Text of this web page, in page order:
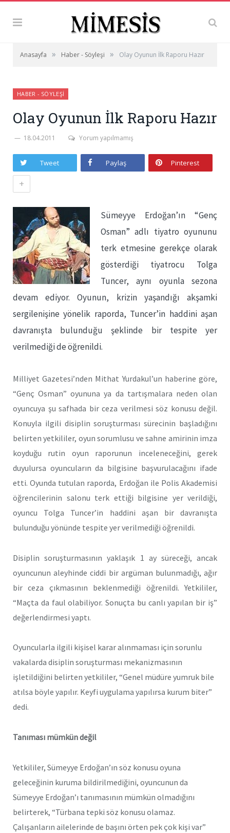
Anasayfa » Haber - Söyleşi » Olay Oyunun İlk Raporu Hazır
HABER - SÖYLEŞI
Olay Oyunun İlk Raporu Hazır
18.04.2011 Yorum yapılmamış
Tweet Paylaş Pinterest
+
Sümeyye Erdoğan’ın “Genç
Osman” adlı tiyatro oyununu
terk etmesine gerekçe olarak
gösterdiği tiyatrocu Tolga
Tuncer, aynı oyunla sezona
devam ediyor. Oyunun, krizin yaşandığı akşamki
sergilenişine yönelik raporda, Tuncer’in haddini aşan
davranışta bulunduğu şeklinde bir tespite yer
verilmediği de öğrenildi.
Milliyet Gazetesi’nden Mithat Yurdakul’un haberine göre,
“Genç Osman” oyununa ya da tartışmalara neden olan
oyuncuya şu safhada bir ceza verilmesi söz konusu değil.
Konuyla ilgili disiplin soruşturması sürecinin başladığını
belirten yetkililer, oyun sorumlusu ve sahne amirinin imza
koyduğu rutin oyun raporunun inceleneceğini, gerek
duyulursa oyuncuların da bilgisine başvurulacağını ifade
etti. Oyunda tutulan raporda, Erdoğan ile Polis Akademisi
öğrencilerinin salonu terk ettiği bilgisine yer verildiği,
oyuncu Tolga Tuncer’in haddini aşan bir davranışta
bulunduğu yönünde tespite yer verilmediği öğrenildi.
Disiplin soruşturmasının yaklaşık 1 ay süreceği, ancak
oyuncunun aleyhinde ciddi bir argüman bulunmadığı, ağır
bir ceza çıkmasının beklenmediği öğrenildi. Yetkililer,
“Maçta da faul olabiliyor. Sonuçta bu canlı yapılan bir iş”
değerlendirmesi yaptı.
Oyuncularla ilgili kişisel karar alınmaması için sorunlu
vakalarda disiplin soruşturması mekanizmasının
işletildiğini belirten yetkililer, “Genel müdüre yumruk bile
atılsa böyle yapılır. Keyfi uygulama yapılırsa kurum biter”
dedi.
Tanıması mümkün değil
Yetkililer, Sümeyye Erdoğan’ın söz konusu oyuna
geleceğinin kuruma bildirilmediğini, oyuncunun da
Sümeyye Erdoğan’ı tanımasının mümkün olmadığını
belirterek, “Türbana tepki söz konusu olamaz.
Çalışanların ailelerinde de başını örten pek çok kişi var”